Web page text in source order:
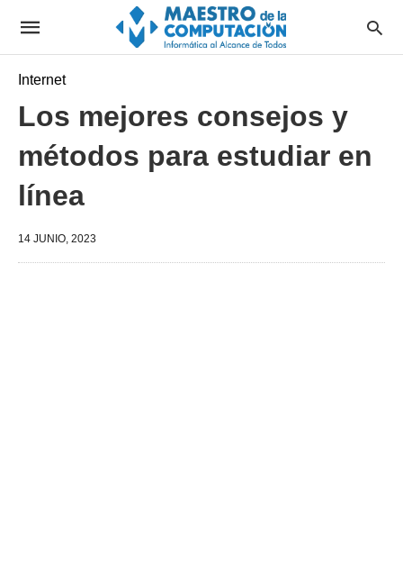
Internet
Los mejores consejos y
métodos para estudiar en
línea
14 JUNIO, 2023